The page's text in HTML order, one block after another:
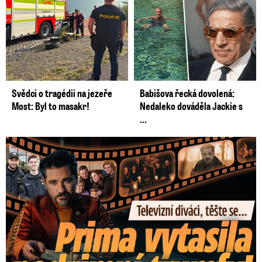
Svědci o tragédii na jezeře
Most: Byl to masakr!
Babišova řecká dovolená:
Nedaleko dováděla Jackie s
...
Prima vytasila podzimní trumfy! Další Zrádci a žhavé novinky